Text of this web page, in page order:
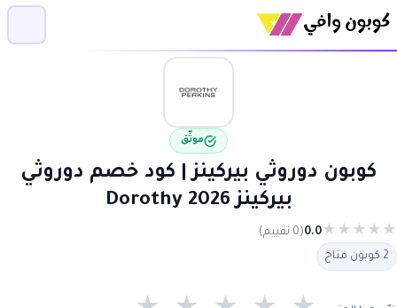
موثّق
كوبون دوروثي بيركينز | كود خصم دوروثي
بيركينز 2026 Dorothy
★
★
★
★
★
0.0(0 تقييم)
2 كوبون متاح